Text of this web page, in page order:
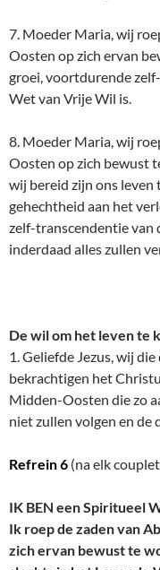
7. Moeder Maria, wij
Oosten op zich ervan
groei, voortdurende
Wet van Vrije Wil is.
8. Moeder Maria, wij
Oosten op zich bewust
wij bereid zijn ons leven
gehechtheid aan het
zelf-transcendentie van
inderdaad alles zullen
De wil om het leven te
1. Geliefde Jezus, wij
bekrachtigen het
Midden-Oosten die zo
niet zullen volgen en de
Refrein 6 (na elk
IK BEN een Spiritueel
Ik roep de zaden van
zich ervan bewust te